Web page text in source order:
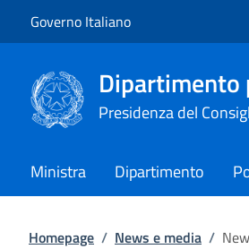
Governo Italiano
Dipartimento
Presidenza del
Ministra Dipartimento
Homepage / News e media /